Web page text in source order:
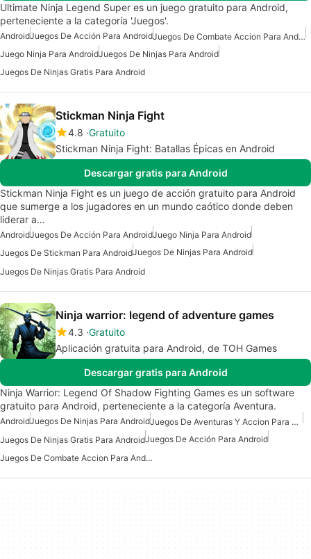
Ultimate Ninja Legend Super es un juego gratuito para Android,
perteneciente a la categoría 'Juegos'.
AndroidJuegos De Acción Para Android
Juegos De Combate Accion Para Android
Juego Ninja Para AndroidJuegos De Ninjas Para Android
Juegos De Ninjas Gratis Para Android
Stickman Ninja Fight
4.8 Gratuito
Stickman Ninja Fight: Batallas Épicas en Android
Descargar gratis para Android
Stickman Ninja Fight es un juego de acción gratuito para Android
que sumerge a los jugadores en un mundo caótico donde deben
liderar a…
AndroidJuegos De Acción Para AndroidJuego Ninja Para Android
Juegos De Stickman Para AndroidJuegos De Ninjas Para Android
Juegos De Ninjas Gratis Para Android
Ninja warrior: legend of adventure games
4.3 Gratuito
Aplicación gratuita para Android, de TOH Games
Descargar gratis para Android
Ninja Warrior: Legend Of Shadow Fighting Games es un software
gratuito para Android, perteneciente a la categoría Aventura.
AndroidJuegos De Ninjas Para Android
Juegos De Aventuras Y Accion Para Android
Juegos De Ninjas Gratis Para AndroidJuegos De Acción Para Android
Juegos De Combate Accion Para Android